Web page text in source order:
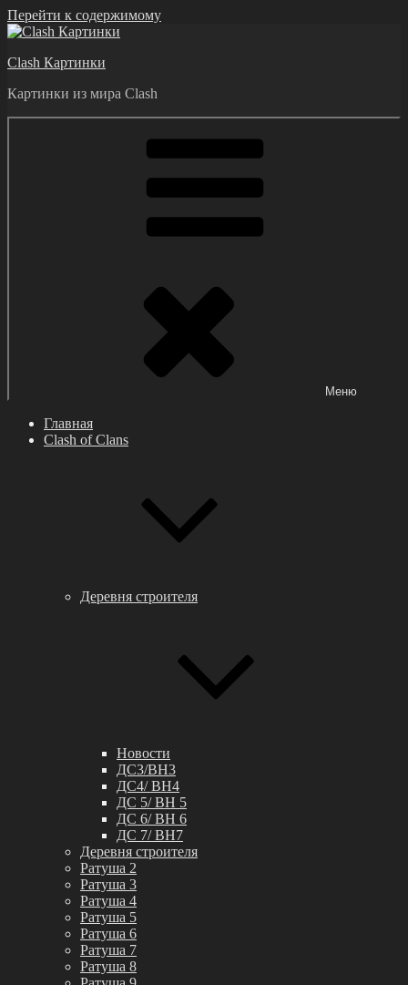
Перейти к содержимому
Clash Картинки
Картинки из мира Clash
Меню
Главная
Clash of Clans
Деревня строителя
Новости
ДС3/BH3
ДС4/ BH4
ДС 5/ BH 5
ДС 6/ BH 6
ДС 7/ BH7
Деревня строителя
Ратуша 2
Ратуша 3
Ратуша 4
Ратуша 5
Ратуша 6
Ратуша 7
Ратуша 8